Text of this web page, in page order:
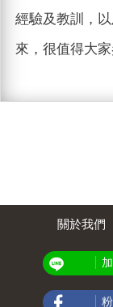
經驗及教訓，
來，很值得大
關於我們